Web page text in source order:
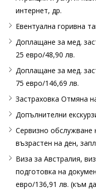
интернет, др.
Евентуална горивна
Доплащане за мед.
25 евро/48,90 лв.
Доплащане за мед.
75 евро/146,69 лв.
Застраховка Отмяна
Допълнителни
Сервизно обслужване
възрастен на ден,
Виза за Австралия,
подготовка на
евро/136,91 лв. (към